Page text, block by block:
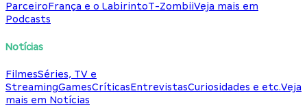
ParceiroFrança e o LabirintoT-ZombiiVeja mais em
Podcasts
Notícias
FilmesSéries, TV e
StreamingGamesCríticasEntrevistasCuriosidades e etc.Veja
mais em Notícias